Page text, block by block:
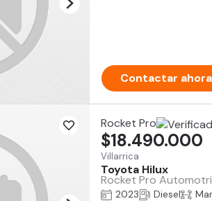
Contactar ahora
Rocket Pro
Villarrica
Toyota Hilux
Rocket Pro
$18.490.000
2023 Diesel